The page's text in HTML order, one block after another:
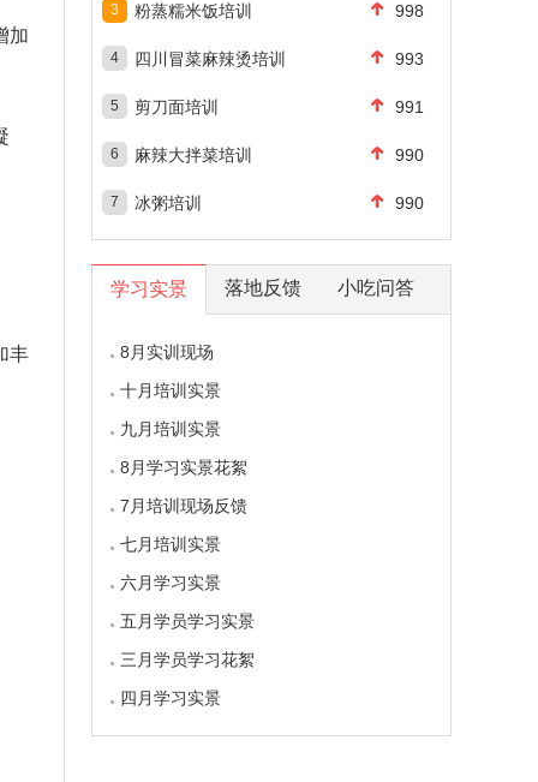
加
丰
3 粉蒸糯米饭培训 998
4 四川冒菜麻辣烫培训 993
5 剪刀面培训 991
6 麻辣大拌菜培训 990
7 冰粥培训 990
学习实景 落地反馈 小吃问答
8月实训现场
十月培训实景
九月培训实景
8月学习实景花絮
7月培训现场反馈
七月培训实景
六月学习实景
五月学员学习实景
三月学员学习花絮
四月学习实景